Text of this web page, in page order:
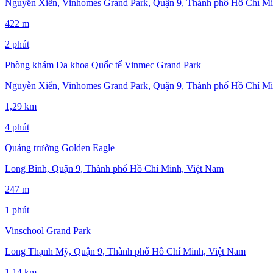
Nguyễn Xiển, Vinhomes Grand Park, Quận 9, Thành phố Hồ Chí
422 m
2 phút
Phòng khám Đa khoa Quốc tế Vinmec Grand Park
Nguyễn Xiển, Vinhomes Grand Park, Quận 9, Thành phố Hồ Chí
1,29 km
4 phút
Quảng trường Golden Eagle
Long Bình, Quận 9, Thành phố Hồ Chí Minh, Việt Nam
247 m
1 phút
Vinschool Grand Park
Long Thạnh Mỹ, Quận 9, Thành phố Hồ Chí Minh, Việt Nam